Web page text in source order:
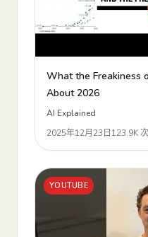
What the Freakiness
About 2026
AI Explained
2025年12月23日 123.9K
YOUTUBE